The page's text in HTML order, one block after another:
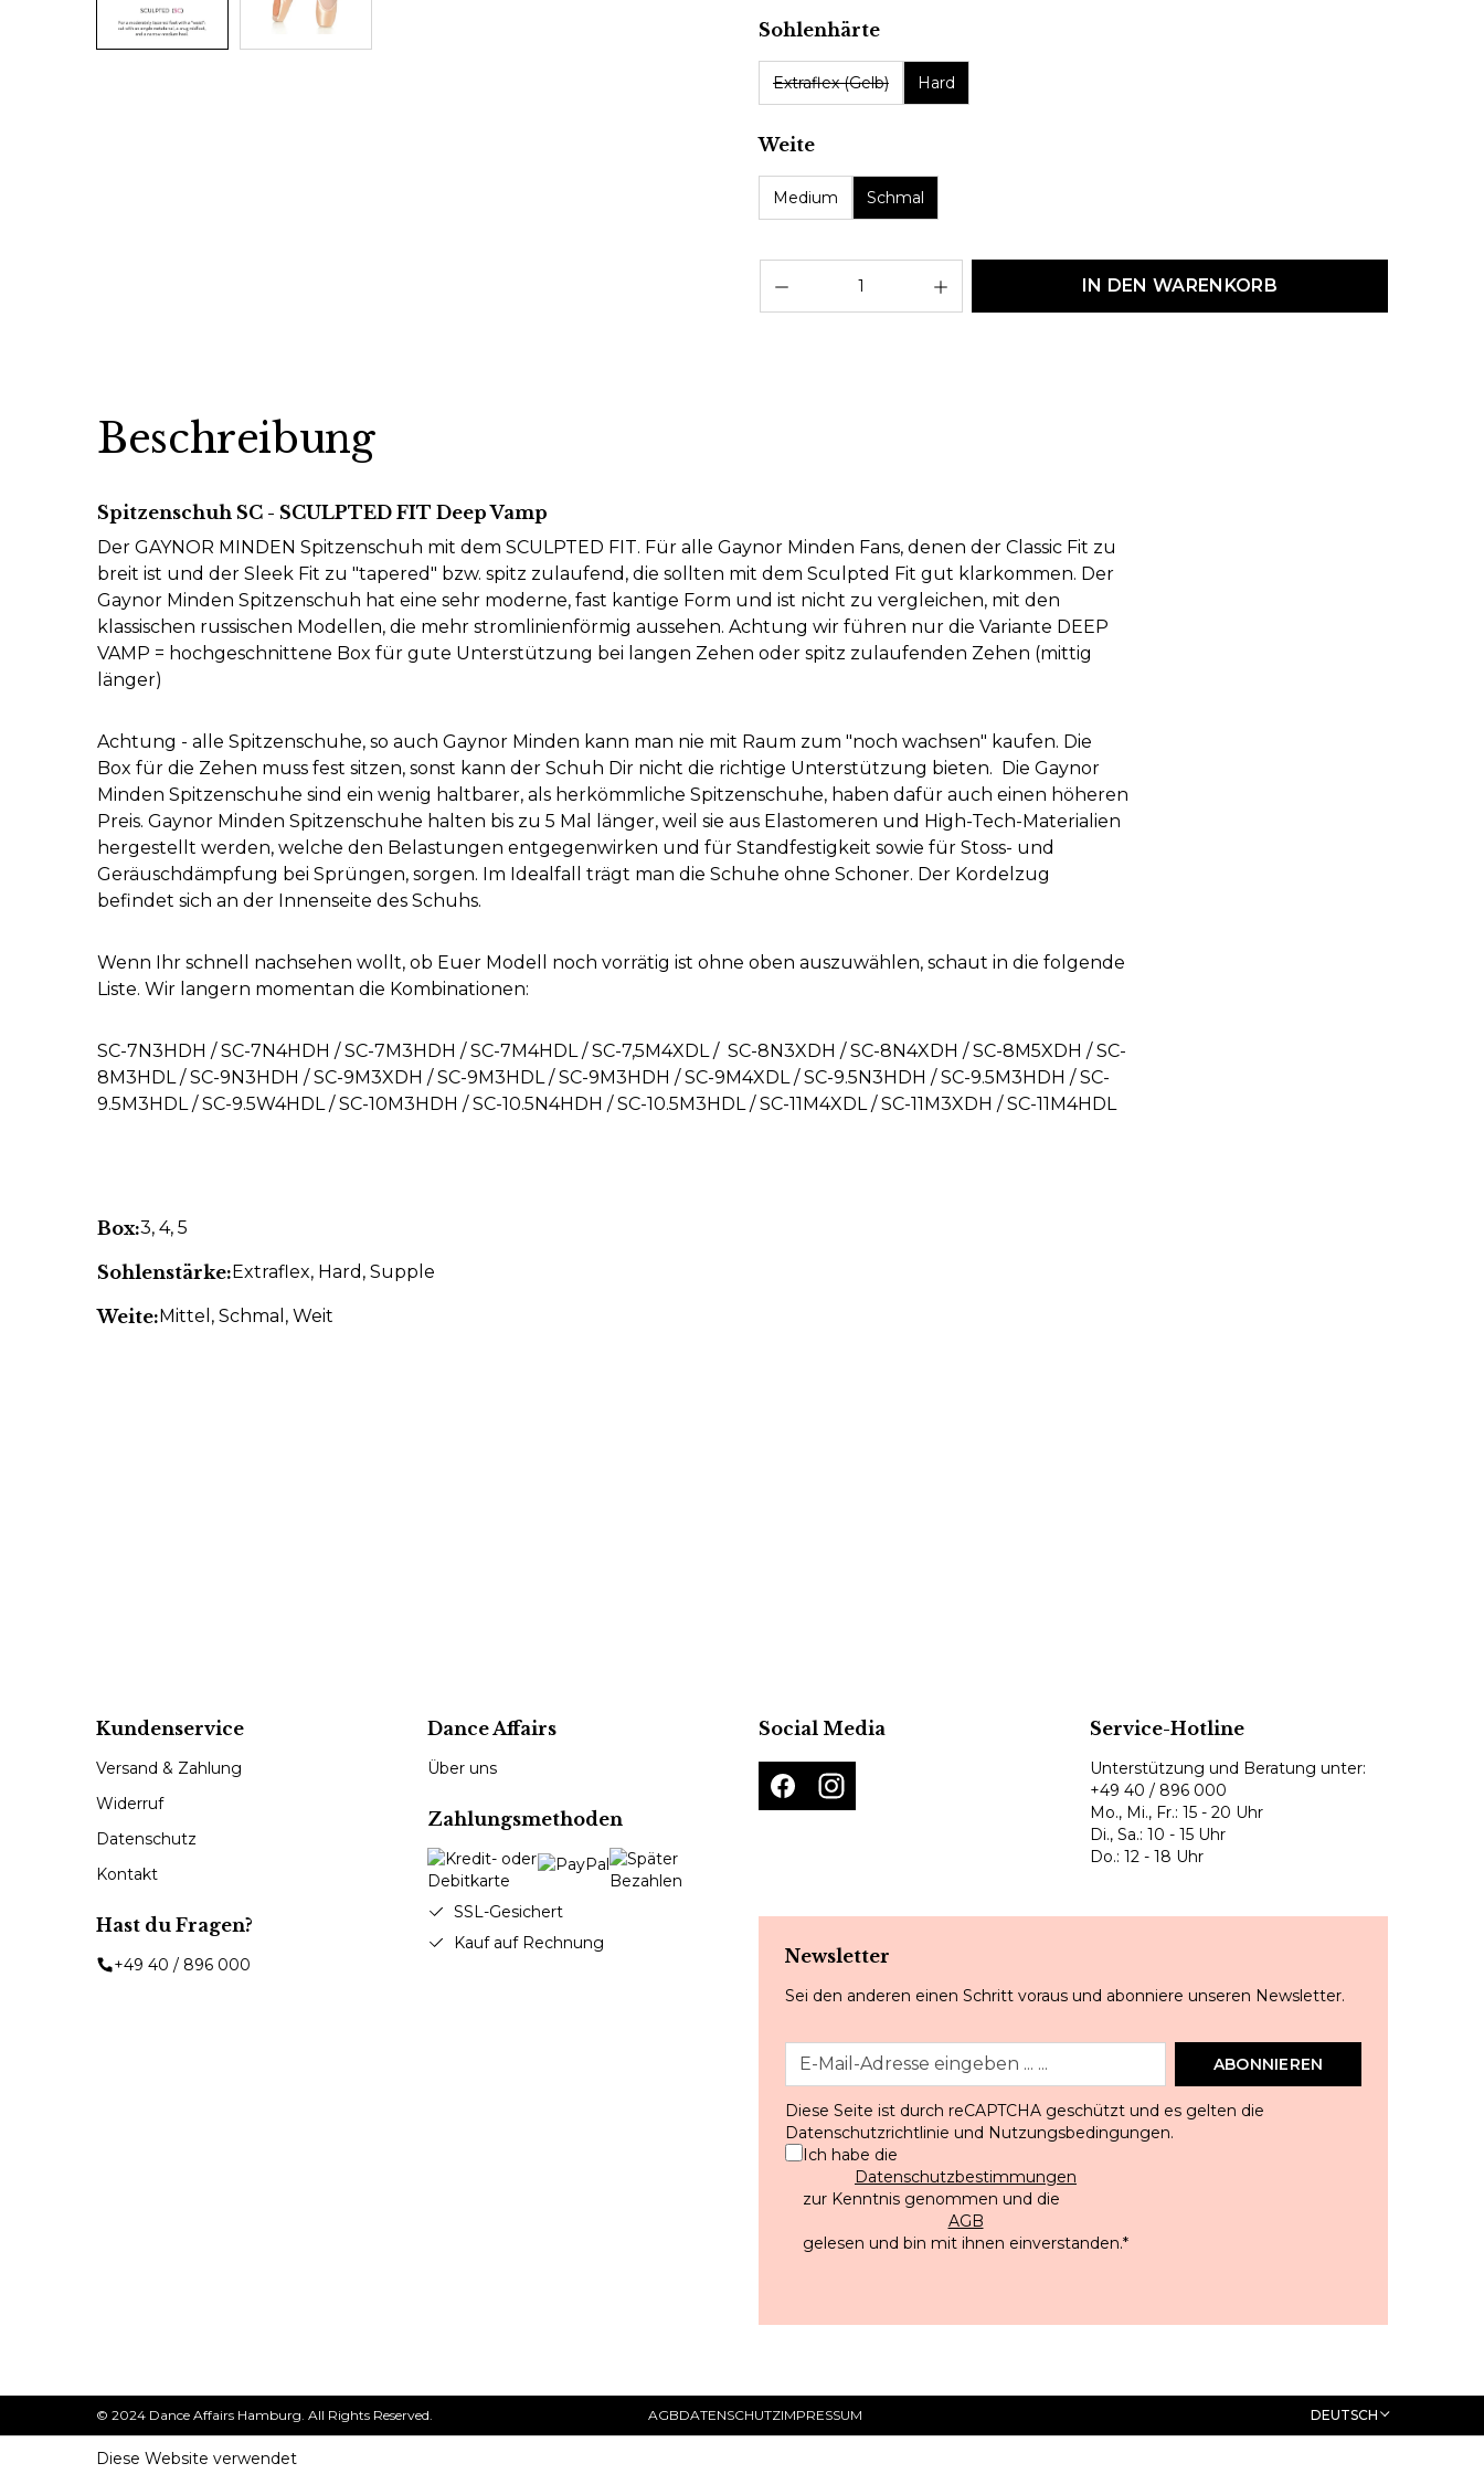
Sohlenhärteauswählen
Extraflex (Gelb) Hard
Weiteauswählen
Medium Schmal
IN DEN WARENKORB
Beschreibung
Spitzenschuh SC - SCULPTED FIT Deep Vamp
Der GAYNOR MINDEN Spitzenschuh mit dem SCULPTED FIT. Für alle Gaynor Minden Fans, denen der Classic Fit zu
breit ist und der Sleek Fit zu "tapered" bzw. spitz zulaufend, die sollten mit dem Sculpted Fit gut klarkommen. Der
Gaynor Minden Spitzenschuh hat eine sehr moderne, fast kantige Form und ist nicht zu vergleichen, mit den
klassischen russischen Modellen, die mehr stromlinienförmig aussehen. Achtung wir führen nur die Variante DEEP
VAMP = hochgeschnittene Box für gute Unterstützung bei langen Zehen oder spitz zulaufenden Zehen (mittig
länger)
Achtung - alle Spitzenschuhe, so auch Gaynor Minden kann man nie mit Raum zum "noch wachsen" kaufen. Die
Box für die Zehen muss fest sitzen, sonst kann der Schuh Dir nicht die richtige Unterstützung bieten. Die Gaynor
Minden Spitzenschuhe sind ein wenig haltbarer, als herkömmliche Spitzenschuhe, haben dafür auch einen höheren
Preis. Gaynor Minden Spitzenschuhe halten bis zu 5 Mal länger, weil sie aus Elastomeren und High-Tech-Materialien
hergestellt werden, welche den Belastungen entgegenwirken und für Standfestigkeit sowie für Stoss- und
Geräuschdämpfung bei Sprüngen, sorgen. Im Idealfall trägt man die Schuhe ohne Schoner. Der Kordelzug
befindet sich an der Innenseite des Schuhs.
Wenn Ihr schnell nachsehen wollt, ob Euer Modell noch vorrätig ist ohne oben auszuwählen, schaut in die folgende
Liste. Wir langern momentan die Kombinationen:
SC-7N3HDH / SC-7N4HDH / SC-7M3HDH / SC-7M4HDL / SC-7,5M4XDL / SC-8N3XDH / SC-8N4XDH / SC-8M5XDH / SC-
8M3HDL / SC-9N3HDH / SC-9M3XDH / SC-9M3HDL / SC-9M3HDH / SC-9M4XDL / SC-9.5N3HDH / SC-9.5M3HDH / SC-
9.5M3HDL / SC-9.5W4HDL / SC-10M3HDH / SC-10.5N4HDH / SC-10.5M3HDL / SC-11M4XDL / SC-11M3XDH / SC-11M4HDL
Box:3, 4, 5
Sohlenstärke:Extraflex, Hard , Supple
Weite:Mittel , Schmal , Weit
Kundenservice
Versand & Zahlung
Widerruf
Datenschutz
Kontakt
Hast du Fragen?
+49 40 / 896 000
Dance Affairs
Über uns
Zahlungsmethoden
SSL-Gesichert
Kauf auf Rechnung
Social Media Service-Hotline
Unterstützung und Beratung unter:
+49 40 / 896 000
Mo., Mi., Fr.: 15 - 20 Uhr
Di., Sa.: 10 - 15 Uhr
Do.: 12 - 18 Uhr
Newsletter
Sei den anderen einen Schritt voraus und abonniere unseren Newsletter.
ABONNIEREN
Diese Seite ist durch reCAPTCHA geschützt und es gelten die
Datenschutzrichtlinie und Nutzungsbedingungen.
Ich habe die
Datenschutzbestimmungen
zur Kenntnis genommen und die
AGB
gelesen und bin mit ihnen einverstanden.*
© 2024 Dance Affairs Hamburg. All Rights Reserved. AGBDATENSCHUTZIMPRESSUM DEUTSCH
Diese Website verwendet